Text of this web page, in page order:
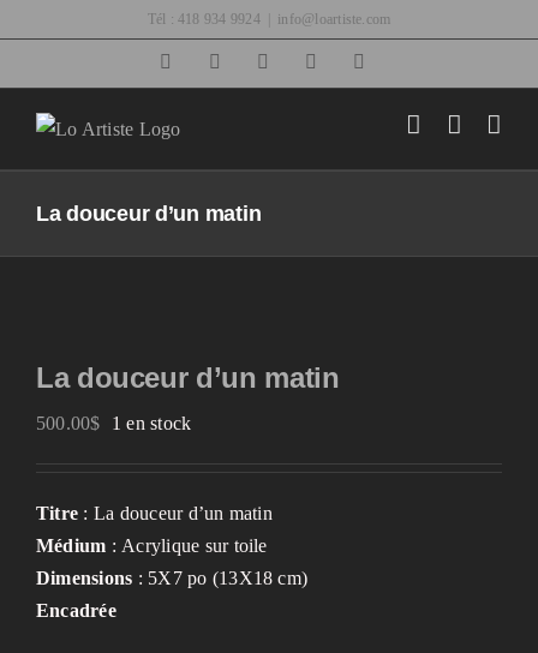
Tél : 418 934 9924 info@loartiste.com
FacebookInstagramEmail Pinterest
La douceur d’un matin
La douceur d’un matin
500.00$ 1 en stock
Titre : La douceur d’un matin
Médium : Acrylique sur toile
Dimensions : 5X7 po (13X18 cm)
Encadrée